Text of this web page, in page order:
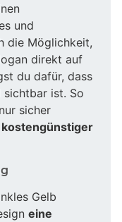
und
die Möglichkeit,
direkt auf
du dafür, dass
sichtbar ist. So
sicher
kostengünstiger
Gelb
eine